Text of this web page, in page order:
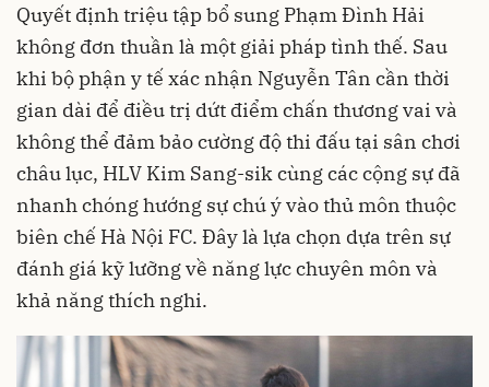
Quyết định triệu tập bổ sung Phạm Đình Hải
không đơn thuần là một giải pháp tình thế. Sau
khi bộ phận y tế xác nhận Nguyễn Tân cần thời
gian dài để điều trị dứt điểm chấn thương vai và
không thể đảm bảo cường độ thi đấu tại sân chơi
châu lục, HLV Kim Sang-sik cùng các cộng sự đã
nhanh chóng hướng sự chú ý vào thủ môn thuộc
biên chế Hà Nội FC. Đây là lựa chọn dựa trên sự
đánh giá kỹ lưỡng về năng lực chuyên môn và
khả năng thích nghi.